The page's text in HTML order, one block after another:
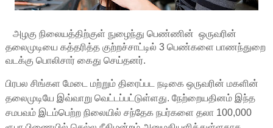
அழகு நிலையத்திற்குள் நுழைந்து பெண்ணின் ஒருவரின்
தலைமுடியை கத்தரித்த குற்றச்சாட்டில் 3 பெண்களை பாணந்துறை
வடக்கு பொலிசார் கைது செய்தனர்.
பிரபல சிங்கள மேடை மற்றும் திரைப்பட நடிகை ஒருவரின் மகளின்
தலைமுடியே இவ்வாறு வெட்டப்பட்டுள்ளது. நேற்றையதினம் இந்த
சமபவம் இடம்பெற்ற நிலையில் சந்தேக நபர்களை தலா 100,000